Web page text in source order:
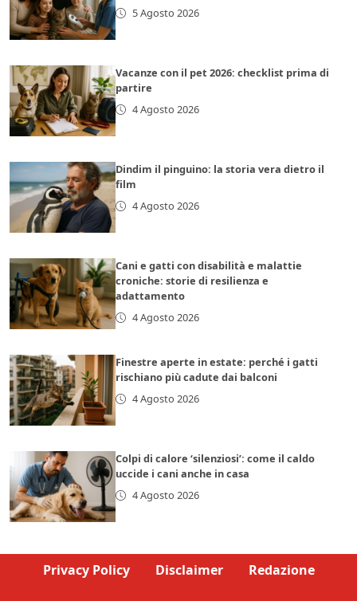
5 Agosto 2026
Vacanze con il pet 2026: checklist prima di
partire
4 Agosto 2026
Dindim il pinguino: la storia vera dietro il
film
4 Agosto 2026
Cani e gatti con disabilità e malattie
croniche: storie di resilienza e
adattamento
4 Agosto 2026
Finestre aperte in estate: perché i gatti
rischiano più cadute dai balconi
4 Agosto 2026
Colpi di calore ‘silenziosi’: come il caldo
uccide i cani anche in casa
4 Agosto 2026
Privacy Policy Disclaimer Redazione